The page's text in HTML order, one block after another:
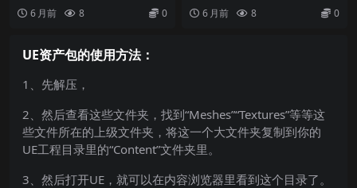
d Coffee Shop Drive Thru
6 月前 8 0 6 月前 8 0
UE资产包的使用方法：
1、先解压，
2、然后查看这些文件夹，找到“Meshes”“Textures”等等这
些文件所在的上级文件夹，将这一个大文件夹复制到你的
UE工程目录里的“Content”文件夹里。
3、然后打开UE，就可以在内容浏览器里看到这个目录了。